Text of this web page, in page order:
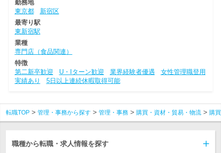
勤務地
東京都
新宿区
最寄り駅
東新宿駅
業種
専門店（食品関連）
特徴
第二新卒歓迎
U・Iターン歓迎 業界経験者優遇
女性管理職登用
実績あり
5日以上連続休暇取得可能
転職TOP 管理・事務から探す 管理・事務 購買・資材・貿易・物流 購
職種から転職・求人情報を探す